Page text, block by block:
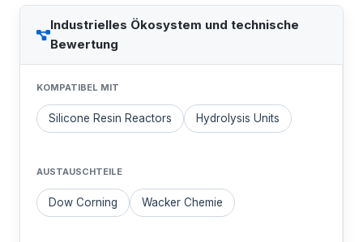
Industrielles Ökosystem und technische
Bewertung
KOMPATIBEL MIT
Silicone Resin Reactors Hydrolysis Units
AUSTAUSCHTEILE
Dow Corning Wacker Chemie